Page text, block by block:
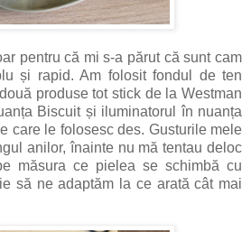
pentru că mi s-a părut că sunt cam
și rapid. Am folosit fondul de ten
produse tot stick de la Westman
Biscuit și iluminatorul în nuanța
care le folosesc des. Gusturile mele
anilor, înainte nu mă tentau deloc
măsura ce pielea se schimbă cu
să ne adaptăm la ce arată cât mai